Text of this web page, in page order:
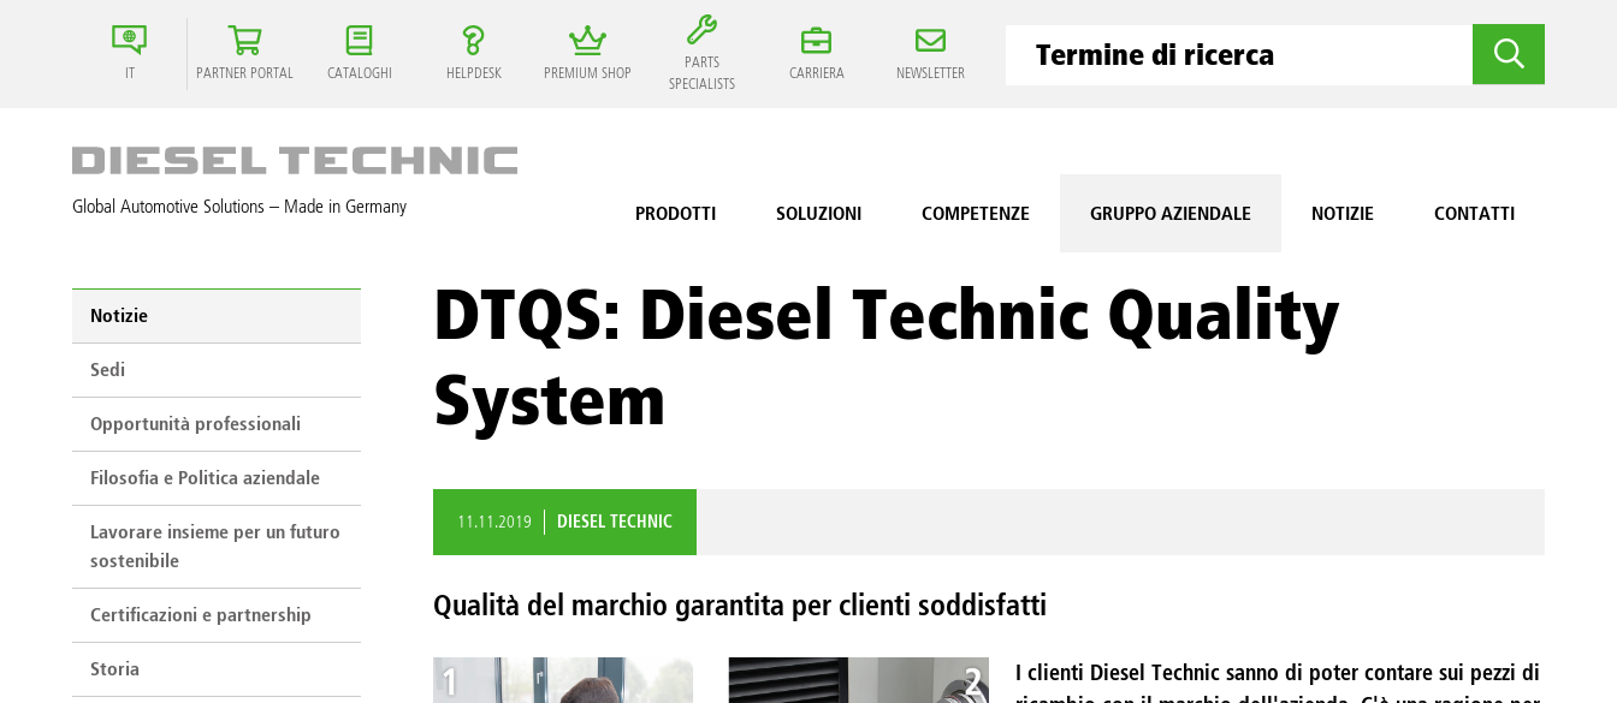
IT PARTNER PORTAL CATALOGHI HELPDESK PREMIUM SHOP
PARTS
SPECIALISTS
CARRIERA NEWSLETTER
Global Automotive Solutions – Made in Germany PRODOTTI SOLUZIONI COMPETENZE GRUPPO AZIENDALE NOTIZIE CONTATTI
DTQS: Diesel Technic Quality
System
11.11.2019 DIESEL TECHNIC
Qualità del marchio garantita per clienti soddisfatti
I clienti Diesel Technic sanno di poter contare sui pezzi di
Notizie
Sedi
Opportunità professionali
Filosofia e Politica aziendale
Lavorare insieme per un futuro
sostenibile
Certificazioni e partnership
Storia